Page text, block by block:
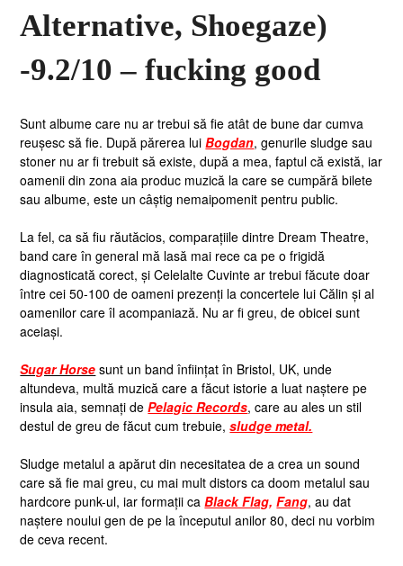
Alternative, Shoegaze)
-9.2/10 – fucking good
Sunt albume care nu ar trebui să fie atât de bune dar cumva
reușesc să fie. După părerea luiBogdan, genurile sludge sau
stoner nu ar fi trebuit să existe, după a mea, faptul că există, iar
oamenii din zona aia produc muzică la care se cumpără bilete
sau albume, este un câștig nemaipomenit pentru public.
La fel, ca să fiu răutăcios, comparațiile dintre Dream Theatre,
band care în general mă lasă mai rece ca pe o frigidă
diagnosticată corect, și Celelalte Cuvinte ar trebui făcute doar
între cei 50-100 de oameni prezenți la concertele lui Călin și al
oamenilor care îl acompaniază. Nu ar fi greu, de obicei sunt
aceiași.
Sugar Horse sunt un band înființat în Bristol, UK, unde
altundeva, multă muzică care a făcut istorie a luat naștere pe
insula aia, semnați dePelagic Records, care au ales un stil
destul de greu de făcut cum trebuie,sludge metal.
Sludge metalul a apărut din necesitatea de a crea un sound
care să fie mai greu, cu mai mult distors ca doom metalul sau
hardcore punk-ul, iar formații caBlack Flag,Fang, au dat
naștere noului gen de pe la începutul anilor 80, deci nu vorbim
de ceva recent.